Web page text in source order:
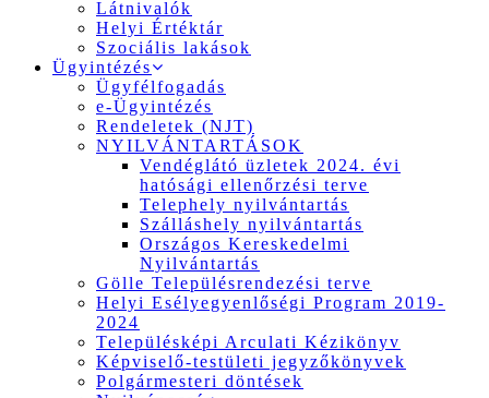
Látnivalók
Helyi Értéktár
Szociális lakások
Ügyintézés
Ügyfélfogadás
e-Ügyintézés
Rendeletek (NJT)
NYILVÁNTARTÁSOK
Vendéglátó üzletek 2024. évi
hatósági ellenőrzési terve
Telephely nyilvántartás
Szálláshely nyilvántartás
Országos Kereskedelmi
Nyilvántartás
Gölle Településrendezési terve
Helyi Esélyegyenlőségi Program 2019-
2024
Településképi Arculati Kézikönyv
Képviselő-testületi jegyzőkönyvek
Polgármesteri döntések